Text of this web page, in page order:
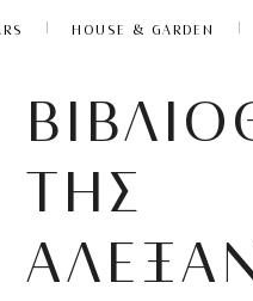
HOUSE & GARDEN
ΤΗΣ